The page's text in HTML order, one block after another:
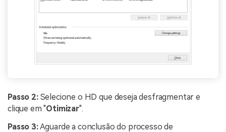
Passo 2:Selecione o HD que deseja desfragmentar e
clique em "Otimizar".
Passo 3:Aguarde a conclusão do processo de